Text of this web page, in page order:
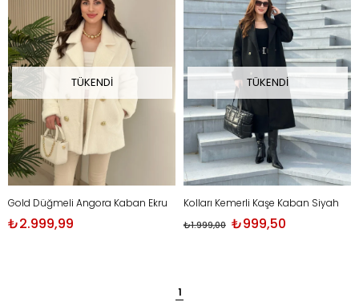
TÜKENDI
Gold Düğmeli Angora Kaban Ekru
₺2.999,99
TÜKENDI
Kolları Kemerli Kaşe Kaban Siyah
₺999,50
₺1.999,00
1